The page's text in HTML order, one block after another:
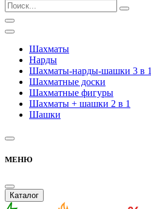
Шахматы
Нарды
Шахматы-нарды-шашки 3 в 1
Шахматные доски
Шахматные фигуры
Шахматы + шашки 2 в 1
Шашки
МЕНЮ
Каталог